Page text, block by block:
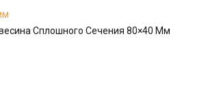
Сплошного Сечения 80×40 Мм